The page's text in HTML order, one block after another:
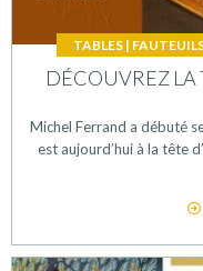
TABLES |
DÉCOUVREZ LA
Michel Ferrand a débuté
est aujourd’hui à la tête